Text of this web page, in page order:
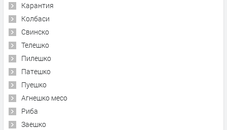
Карантия
Колбаси
Свинско
Телешко
Пилешко
Патешко
Пуешко
Агнешко месо
Риба
Заешко